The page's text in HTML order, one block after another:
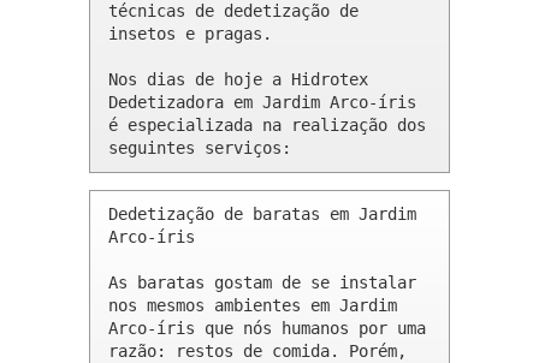
técnicas de dedetização de
insetos e pragas.
Nos dias de hoje a Hidrotex
Dedetizadora em Jardim Arco-íris
é especializada na realização dos
seguintes serviços:
Dedetização de baratas em Jardim
Arco-íris
As baratas gostam de se instalar
nos mesmos ambientes em Jardim
Arco-íris que nós humanos por uma
razão: restos de comida. Porém,